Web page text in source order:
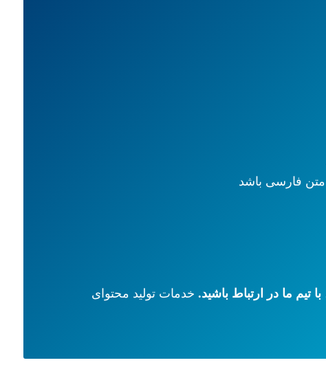
فارسی باشد
با تیم ما در ارتباط باشید.خدمات تولید محتوای